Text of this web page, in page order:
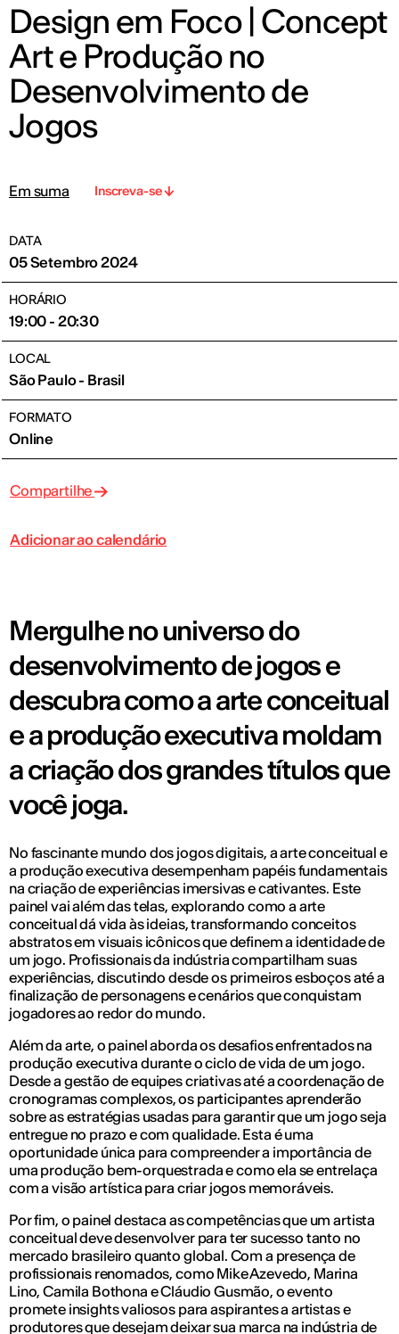
Design em Foco | Concept
Art e Produção no
Desenvolvimento de
Jogos
Em suma Inscreva-se
DATA
05 Setembro 2024
HORÁRIO
19:00 - 20:30
LOCAL
São Paulo - Brasil
FORMATO
Online
Compartilhe
Adicionar ao calendário
Mergulhe no universo do
desenvolvimento de jogos e
descubra como a arte conceitual
e a produção executiva moldam
a criação dos grandes títulos que
você joga.
No fascinante mundo dos jogos digitais, a arte conceitual e
a produção executiva desempenham papéis fundamentais
na criação de experiências imersivas e cativantes. Este
painel vai além das telas, explorando como a arte
conceitual dá vida às ideias, transformando conceitos
abstratos em visuais icônicos que definem a identidade de
um jogo. Profissionais da indústria compartilham suas
experiências, discutindo desde os primeiros esboços até a
finalização de personagens e cenários que conquistam
jogadores ao redor do mundo.
Além da arte, o painel aborda os desafios enfrentados na
produção executiva durante o ciclo de vida de um jogo.
Desde a gestão de equipes criativas até a coordenação de
cronogramas complexos, os participantes aprenderão
sobre as estratégias usadas para garantir que um jogo seja
entregue no prazo e com qualidade. Esta é uma
oportunidade única para compreender a importância de
uma produção bem-orquestrada e como ela se entrelaça
com a visão artística para criar jogos memoráveis.
Por fim, o painel destaca as competências que um artista
conceitual deve desenvolver para ter sucesso tanto no
mercado brasileiro quanto global. Com a presença de
profissionais renomados, como Mike Azevedo, Marina
Lino, Camila Bothona e Cláudio Gusmão, o evento
promete insights valiosos para aspirantes a artistas e
produtores que desejam deixar sua marca na indústria de